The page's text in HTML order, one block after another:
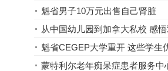
魁省男子10万元出售自己肾脏
从中国幼儿园到加拿大私校 感
路
魁省CEGEP大学重开 这些学生
蒙特利尔老年痴呆症患者服务中